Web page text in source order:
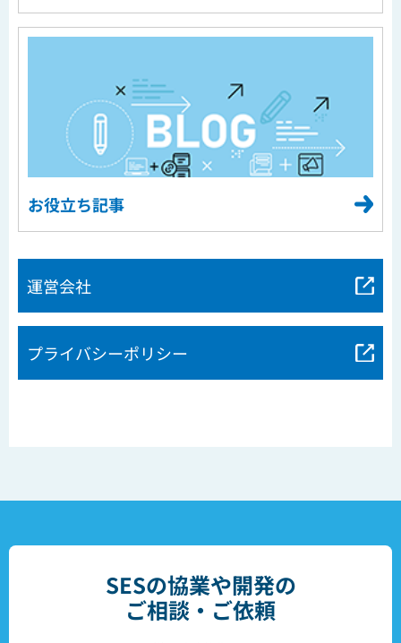
お役立ち記事
運営会社
プライバシーポリシー
SESの協業や開発の
ご相談・ご依頼